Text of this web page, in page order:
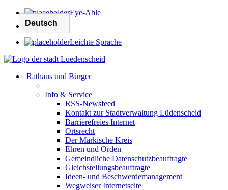
Eye-Able
Leichte Sprache
Rathaus und Bürger
Info & Service
RSS-Newsfeed
Kontakt zur Stadtverwaltung Lüdenscheid
Barrierefreies Internet
Ortsrecht
Der Märkische Kreis
Ehren und Orden
Gemeindliche Datenschutzbeauftragte
Gleichstellungsbeauftragte
Ideen- und Beschwerdemanagement
Wegweiser Internetseite